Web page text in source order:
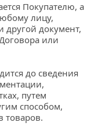
Покупателю, а
лицу,
документ,
или
до сведения
путем
способом,
товаров.